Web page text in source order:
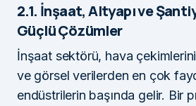
2.1. İnşaat, Altyapı ve
Güçlü Çözümler
İnşaat sektörü, hava
ve görsel verilerden en çok
endüstrilerin başında gelir. Bir